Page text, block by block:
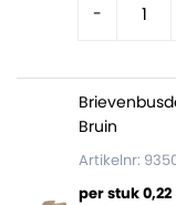
-
Bruin
Artikelnr:
per stuk 0,22